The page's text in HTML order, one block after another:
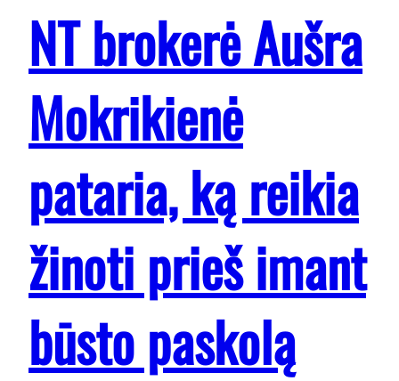
NT brokerė Aušra
Mokrikienė
pataria, ką reikia
žinoti prieš imant
būsto paskolą